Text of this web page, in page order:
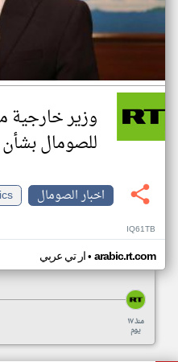
وزير خارجية
للصومال
اخبار الصومال
IQ61TB
ار تي عربي• arabic.rt.com
منذ ١٧
يوم